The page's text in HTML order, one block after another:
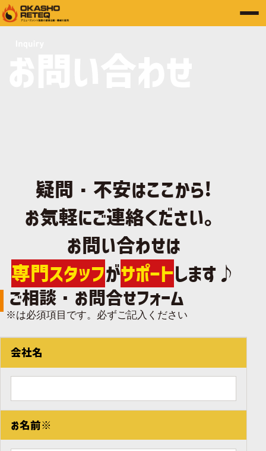
疑問・不安はここから!
お気軽にご連絡ください。
お問い合わせは
専門スタッフがサポートします♪
ご相談・お問合せフォーム
※は必須項目です。必ずご記入ください
会社名
お名前※